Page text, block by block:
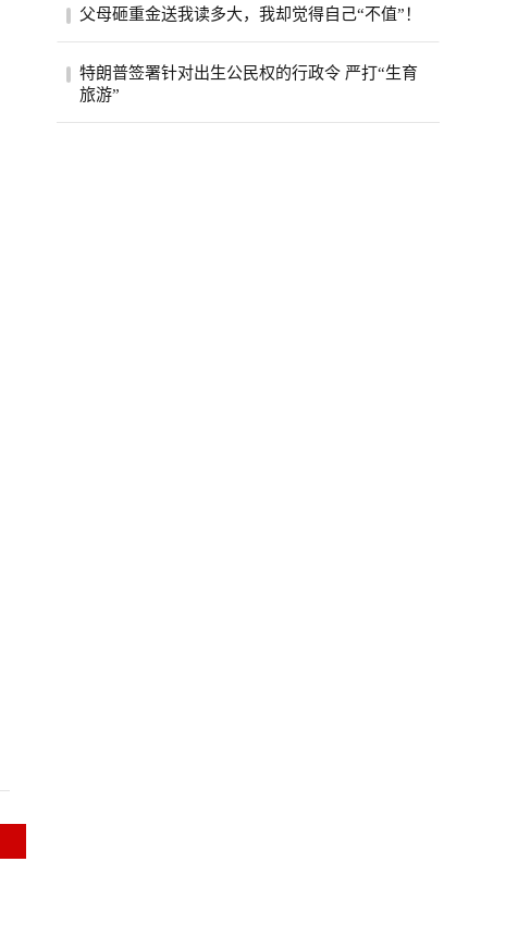
两则食品召回通知，涉及知名品牌瓶装水和
父母砸重金送我读多大，我却觉得自己“不值”！
越觉得，自己根本不值得。”一名多伦多大
特朗普签署针对出生公民权的行政令 严打“生育
旅游”